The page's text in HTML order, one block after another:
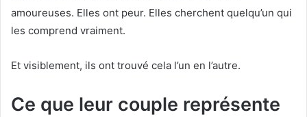
amoureuses. Elles ont peur. Elles cherchent quelqu’un qui
les comprend vraiment.
Et visiblement, ils ont trouvé cela l’un en l’autre.
Ce que leur couple représente